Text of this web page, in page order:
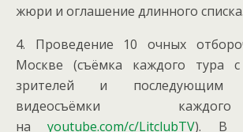
жюри и оглашение длинного списка.
4. Проведение 10 очных
Москве (съёмка каждого тура с
зрителей и последующим
видеосъёмки
наyoutube.com/c/LitclubTV). В